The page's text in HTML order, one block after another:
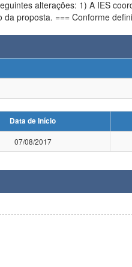
alterações: 1) A IES
instituições foram
Data de Início
07/08/2017